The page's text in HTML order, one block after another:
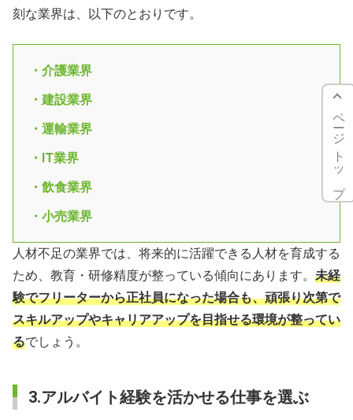
刻な業界は、以下のとおりです。
・介護業界
・建設業界
・運輸業界
・IT業界
・飲食業界
・小売業界
人材不足の業界では、将来的に活躍できる人材を育成する
ため、教育・研修精度が整っている傾向にあります。 未経
験でフリーターから正社員になった場合も、頑張り次第で
スキルアップやキャリアアップを目指せる環境が整ってい
るでしょう。
3.アルバイト経験を活かせる仕事を選ぶ
ページトップ